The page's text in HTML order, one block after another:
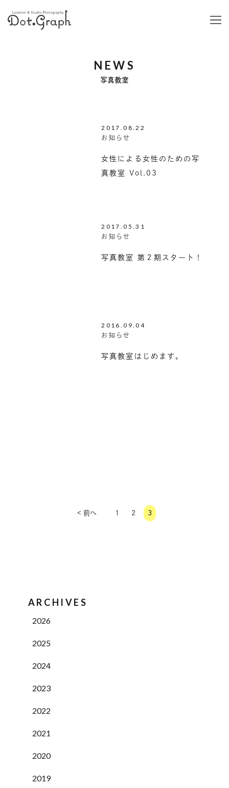
NEWS
写真教室
2017.08.22
お知らせ
女性による女性のための写
真教室 Vol.03
2017.05.31
お知らせ
写真教室 第２期スタート！
2016.09.04
お知らせ
写真教室はじめます。
< 前へ 1 2 3
ARCHIVES
2026
2025
2024
2023
2022
2021
2020
2019